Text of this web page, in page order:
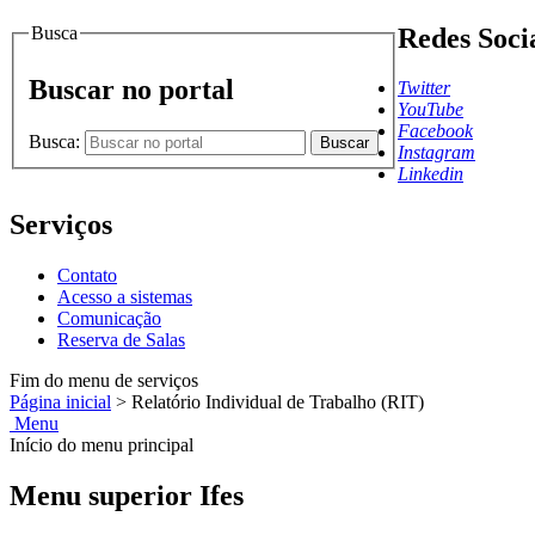
Busca
Buscar no portal
Busca: Buscar
Redes
Twitter
YouTube
Facebook
Instagram
Linkedin
Serviços
Contato
Acesso a sistemas
Comunicação
Reserva de Salas
Fim do menu de serviços
Página inicial > Relatório Individual de Trabalho (RIT)
Menu
Início do menu principal
Menu superior Ifes